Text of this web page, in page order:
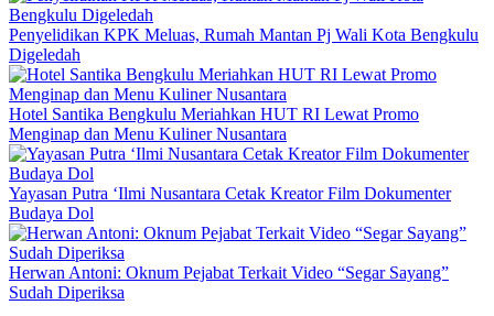
Penyelidikan KPK Meluas, Rumah Mantan Pj Wali Kota Bengkulu
Digeledah
Hotel Santika Bengkulu Meriahkan HUT RI Lewat Promo
Menginap dan Menu Kuliner Nusantara
Yayasan Putra ‘Ilmi Nusantara Cetak Kreator Film Dokumenter
Budaya Dol
Herwan Antoni: Oknum Pejabat Terkait Video “Segar Sayang”
Sudah Diperiksa